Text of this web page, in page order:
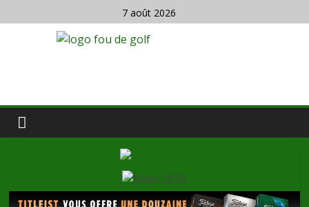
7 août 2026